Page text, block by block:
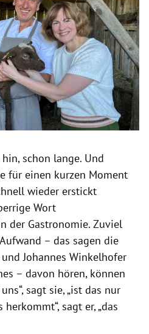
schon lange. Und
für einen kurzen Moment
wieder erstickt
Wort
der Gastronomie. Zuviel
– das sagen die
Johannes Winkelhofer
– davon hören, können
sagt sie, „ist das nur
herkommt“, sagt er, „das